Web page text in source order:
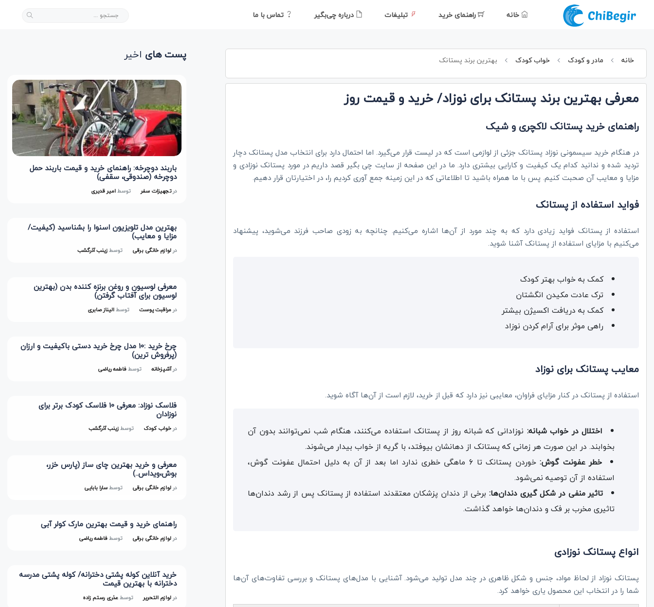
خانه راهنمای خرید تبلیغات درباره چی‌بگیر تماس با ما
خانه مادر و کودک خواب کودک بهترین برند پستانک
معرفی بهترین برند پستانک برای نوزاد/ خرید و قیمت روز
راهنمای خرید پستانک لاکچری و شیک
در هنگام خرید سیسمونی نوزاد پستانک جزئی از لوازمی است که در لیست قرار می‌گیرد. اما احتمال دارد برای انتخاب مدل پستانک دچار
تردید شده و ندانید کدام یک کیفیت و کارایی بیشتری دارد. ما در این صفحه از سایت چی بگیر قصد داریم در مورد پستانک نوزادی و
مزایا و معایب آن صحبت کنیم. پس با ما همراه باشید تا اطلاعاتی که در این زمینه جمع آوری کردیم را، در اختیارتان قرار دهیم.
فواید استفاده از پستانک
استفاده از پستانک فواید زیادی دارد که به چند مورد از آن‌ها اشاره می‌کنیم. چنانچه به زودی صاحب فرزند می‌شوید، پیشنهاد
می‌کنیم با مزایای استفاده از پستانک آشنا شوید.
کمک به خواب بهتر کودک
ترک عادت مکیدن انگشتان
کمک به دریافت اکسیژن بیشتر
راهی موثر برای آرام کردن نوزاد
معایب پستانک برای نوزاد
استفاده از پستانک در کنار مزایای فراوان، معایبی نیز دارد که قبل از خرید، لازم است از آن‌ها آگاه شوید.
اختلال در خواب شبانه: نوزادانی که شبانه روز از پستانک استفاده می‌کنند، هنگام شب نمی‌توانند بدون آن
بخوابند. در این صورت هر زمانی که پستانک از دهانشان بیوفتد، با گریه از خواب بیدار می‌شوند.
خطر عفونت گوش:
خوردن پستانک تا 6 ماهگی خطری ندارد اما بعد از آن به دلیل احتمال عفونت گوش،
استفاده از آن توصیه نمی‌شود.
تاثیر منفی در شکل گیری دندان‌ها: برخی از دندان پزشکان معتقدند استفاده از پستانک پس از رشد دندان‌ها
تاثیری مخرب بر فک و دندان‌ها خواهد گذاشت.
انواع پستانک نوزادی
پستانک نوزاد از لحاظ مواد، جنس و شکل ظاهری در چند مدل تولید می‌شود. آشنایی با مدل‌های پستانک و بررسی تفاوت‌های آن‌ها
شما را در انتخاب این محصول یاری خواهد کرد.
پست های اخیر
باربند دوچرخه: راهنمای خرید و قیمت باربند حمل
دوچرخه (صندوقی، سقفی)
درتجهیزات سفر توسطامیر قدیری
بهترین مدل تلویزیون اسنوا را بشناسید (کیفیت/
مزایا و معایب)
درلوازم خانگی برقی توسطزینب آذرگشب
معرفی لوسیون و روغن برنزه کننده بدن (بهترین
لوسیون برای آفتاب گرفتن)
درمراقبت پوست توسطالیناز صابری
چرخ خرید :10 مدل چرخ خرید دستی باکیفیت و ارزان
(پرفروش ترین)
درآشپزخانه توسطفاطمه ریاضی
فلاسک نوزاد: معرفی 10 فلاسک کودک برتر برای
نوزادان
درخواب کودک توسطزینب آذرگشب
معرفی و خرید بهترین چای ساز (پارس خزر،
بوش،ویداس..)
درلوازم خانگی برقی توسطسارا بابایی
راهنمای خرید و قیمت بهترین مارک کولر آبی
درلوازم خانگی برقی توسطفاطمه ریاضی
خرید آنلاین کوله پشتی دخترانه/ کوله پشتی مدرسه
دخترانه با بهترین قیمت
درلوازم التحریر توسطعذری رستم زاده